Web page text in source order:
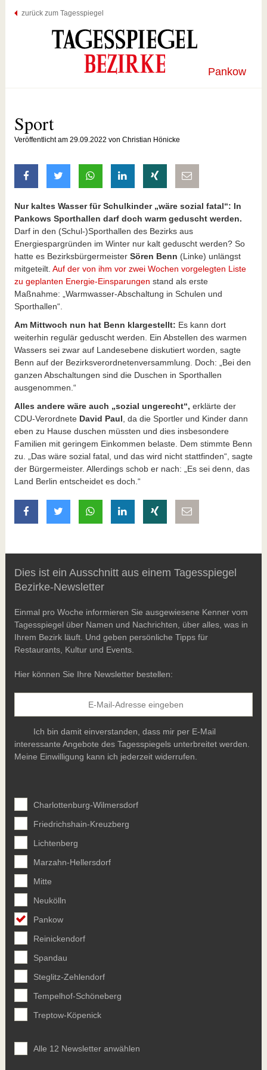
zurück zum Tagesspiegel
Pankow
Sport
Veröffentlicht am 29.09.2022 von Christian Hönicke
auf Facebook teilen
auf Twitter teilenmit Whatsapp teilen
auf LinkedIn teilen
auf Xing teilen
Nur kaltes Wasser für Schulkinder „wäre sozial fatal“: In
Pankows Sporthallen darf doch warm geduscht werden.
Darf in den (Schul-)Sporthallen des Bezirks aus
Energiespargründen im Winter nur kalt geduscht werden? So
hatte es Bezirksbürgermeister Sören Benn (Linke) unlängst
mitgeteilt. Auf der von ihm vor zwei Wochen vorgelegten Liste
zu geplanten Energie-Einsparungen stand als erste
Maßnahme: „Warmwasser-Abschaltung in Schulen und
Sporthallen“.
Am Mittwoch nun hat Benn klargestellt: Es kann dort
weiterhin regulär geduscht werden. Ein Abstellen des warmen
Wassers sei zwar auf Landesebene diskutiert worden, sagte
Benn auf der Bezirksverordnetenversammlung. Doch: „Bei den
ganzen Abschaltungen sind die Duschen in Sporthallen
ausgenommen.“
Alles andere wäre auch „sozial ungerecht“, erklärte der
CDU-Verordnete David Paul , da die Sportler und Kinder dann
eben zu Hause duschen müssten und dies insbesondere
Familien mit geringem Einkommen belaste. Dem stimmte Benn
zu. „Das wäre sozial fatal, und das wird nicht stattfinden“, sagte
der Bürgermeister. Allerdings schob er nach: „Es sei denn, das
Land Berlin entscheidet es doch.“
auf Facebook teilen
auf Twitter teilenmit Whatsapp teilen
auf LinkedIn teilen
auf Xing teilen
Dies ist ein Ausschnitt aus einem Tagesspiegel
Bezirke-Newsletter
Einmal pro Woche informieren Sie ausgewiesene Kenner vom
Tagesspiegel über Namen und Nachrichten, über alles, was in
Ihrem Bezirk läuft. Und geben persönliche Tipps für
Restaurants, Kultur und Events.
Hier können Sie Ihre Newsletter bestellen:
Ich bin damit einverstanden, dass mir per E-Mail
interessante Angebote des Tagesspiegels unterbreitet werden.
Meine Einwilligung kann ich jederzeit widerrufen.
Charlottenburg-Wilmersdorf
Friedrichshain-Kreuzberg
Lichtenberg
Marzahn-Hellersdorf
Mitte
Neukölln
Pankow
Reinickendorf
Spandau
Steglitz-Zehlendorf
Tempelhof-Schöneberg
Treptow-Köpenick
Alle 12 Newsletter anwählen